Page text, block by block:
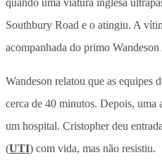
Southbury Road e o atingiu. A
acompanhada do primo
Wandeson relatou que as equipes
cerca de 40 minutos. Depois, uma
um hospital. Cristopher deu
(UTI) com vida, mas não resistiu.